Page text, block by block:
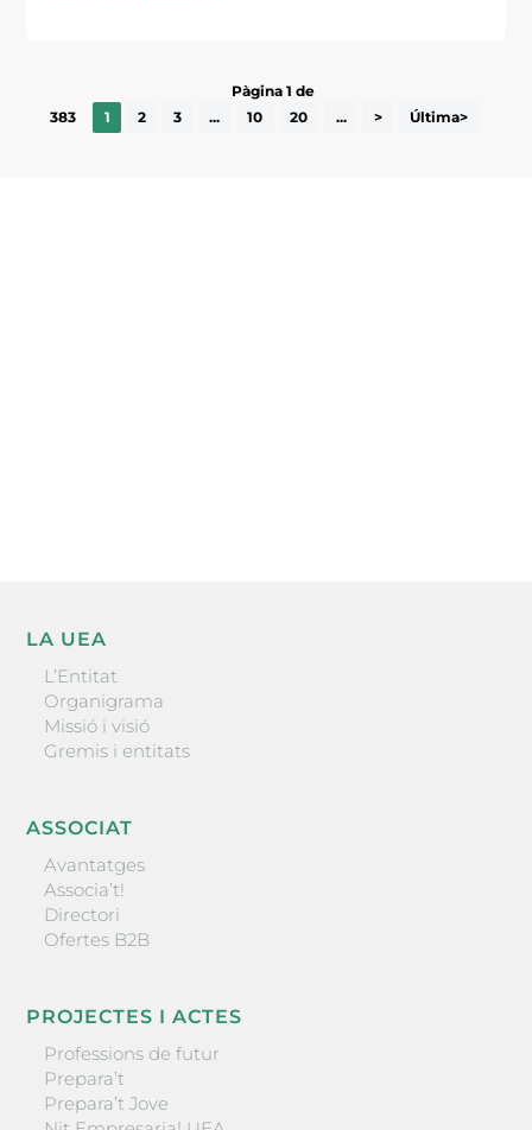
Pàgina 1 de
383
1 2 3 ... 10 20 ... > Última>
LA UEA
L’Entitat
Organigrama
Missió i visió
Gremis i entitats
ASSOCIAT
Avantatges
Associa’t!
Directori
Ofertes B2B
PROJECTES I ACTES
Professions de futur
Prepara’t
Prepara’t Jove